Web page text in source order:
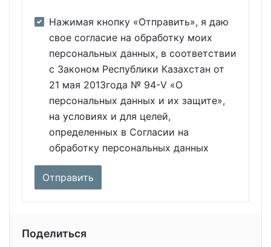
Нажимая кнопку «Отправить», я даю
свое согласие на обработку моих
персональных данных, в соответствии
с Законом Республики Казахстан от
21 мая 2013года № 94-V «О
персональных данных и их защите»,
на условиях и для целей,
определенных в Согласии на
обработку персональных данных
Поделиться